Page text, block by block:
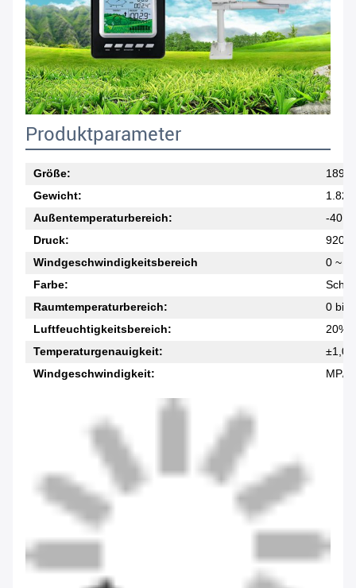
Produktparameter
Größe:
Gewicht:
1.82
Außentemperaturbereich:
-40
Druck:
920
Windgeschwindigkeitsbereich
0 ~
Farbe:
Raumtemperaturbereich:
0 bis
Luftfeuchtigkeitsbereich:
20%
Temperaturgenauigkeit:
Windgeschwindigkeit:
MP/